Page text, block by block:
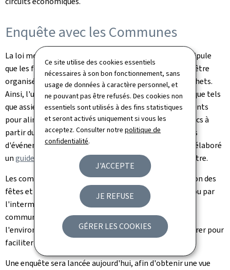
Ce site utilise des cookies essentiels
nécessaires à son bon fonctionnement, sans
usage de données à caractère personnel, et
ne pouvant pas être refusés. Des cookies non
essentiels sont utilisés à des fins statistiques
et seront activés uniquement si vous les
acceptez. Consulter notrepolitique de
confidentialité.
J'ACCEPTE
JE REFUSE
GÉRER LES COOKIES
Enquête avec les Communes
La loi modifiée du 21 mars 2012 relative aux déchets stipule
que les fêtes et événements ouverts au public doivent être
organisés de manière à minimiser la production de déchets.
Ainsi, l'utilisation de produits en plastique à usage unique tels
que assiettes, couverts, gobelets, pics, frites ou récipients
pour aliments, est interdite lors des événements publics à
partir du 1er janvier 2023. Pour guider les organisateurs
d'événements, l'Administration de l'environnement a élaboré
unguide comprenant les éléments essentiels à connaître.
Les communes jouent un rôle crucial dans l'organisation des
fêtes et événements publics, que ce soit directement ou par
l'intermédiaire d'associations utilisant des locaux
communaux. C'est pourquoi l'Administration de
l'environnement et le SYVICOL ont convenu de collaborer pour
faciliter la mise en œuvre de cette disposition.
Une enquête sera lancée aujourd'hui, afin d'obtenir une vue